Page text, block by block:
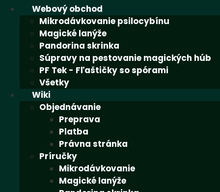
Webový obchod
Mikrodávkovanie psilocybínu
Magické lanýže
Pandorina skrinka
Súpravy na pestovanie magických húb
PF Tek - Fľaštičky so spórami
Všetky
Wiki
Objednávanie
Preprava
Platba
Právna stránka
Príručky
Mikrodávkovanie
Magické lanýže